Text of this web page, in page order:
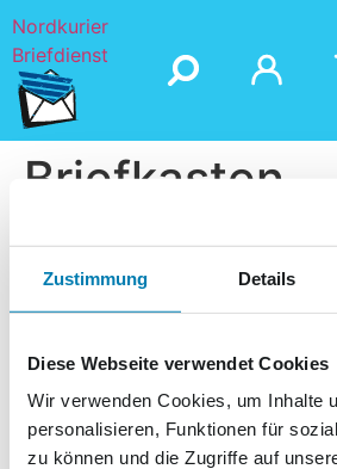
Zustimmung Details
Diese Webseite verwendet Cookies
Wir verwenden Cookies, um Inhalte
personalisieren, Funktionen für
zu können und die Zugriffe auf
Nordkurier
Briefdienst
Briefkasten,
„Am kleinen